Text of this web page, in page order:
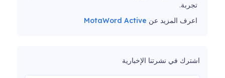
تجربة.
اعرف المزيد عن MotaWord Active
اشترك في نشرتنا الإخبارية